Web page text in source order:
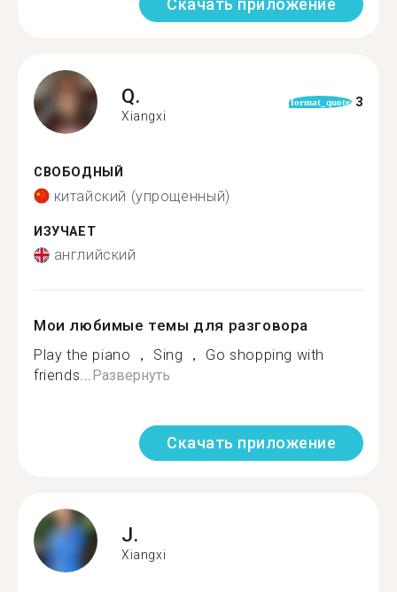
Скачать приложение
Q.
Xiangxi
format_quote 3
СВОБОДНЫЙ
китайский (упрощенный)
ИЗУЧАЕТ
английский
Мои любимые темы для разговора
Play the piano ， Sing ， Go shopping with
friends...Развернуть
Скачать приложение
J.
Xiangxi